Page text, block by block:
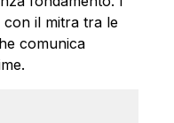
con il mitra tra le
comunica